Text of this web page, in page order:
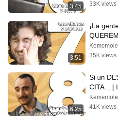
3:45
33K views
3:51
¡La
1x07
Kememole
35K views
6:25
Si un
CITA... |
Kememole
41K views